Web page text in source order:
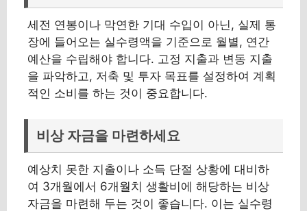
세전 연봉이나 막연한 기대 수입이 아닌, 실제 통
장에 들어오는 실수령액을 기준으로 월별, 연간
예산을 수립해야 합니다. 고정 지출과 변동 지출
을 파악하고, 저축 및 투자 목표를 설정하여 계획
적인 소비를 하는 것이 중요합니다.
비상 자금을 마련하세요
예상치 못한 지출이나 소득 단절 상황에 대비하
여 3개월에서 6개월치 생활비에 해당하는 비상
자금을 마련해 두는 것이 좋습니다. 이는 실수령